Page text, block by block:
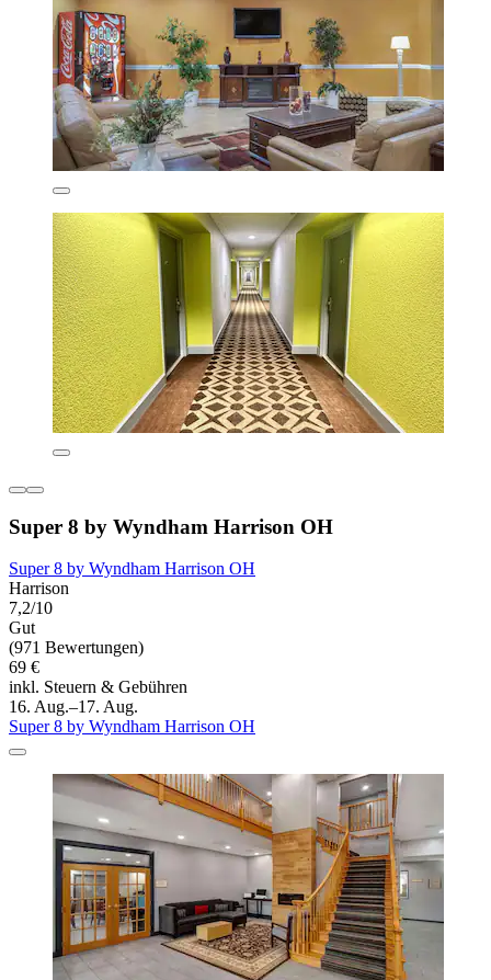
Super 8 by Wyndham Harrison OH
Super 8 by Wyndham Harrison OH
Harrison
7,2/10
Gut
(971 Bewertungen)
69 €
inkl. Steuern & Gebühren
16. Aug.–17. Aug.
Super 8 by Wyndham Harrison OH